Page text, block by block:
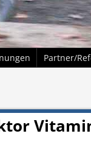
Partner/